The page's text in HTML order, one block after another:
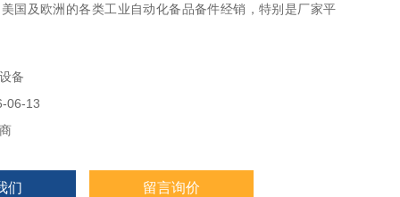
国及欧洲的各类工业自动化备品备件经销，特别是厂家平
备
06-13
们 留言询价